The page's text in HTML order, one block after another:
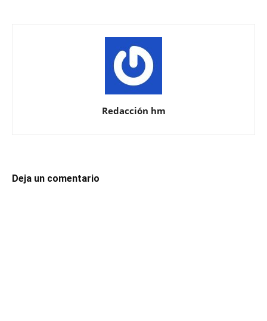
Redacción hm
Deja un comentario